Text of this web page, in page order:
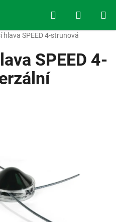
Hledat
KOŠÍK
hlava SPEED 4-strunová
SPEED 4-